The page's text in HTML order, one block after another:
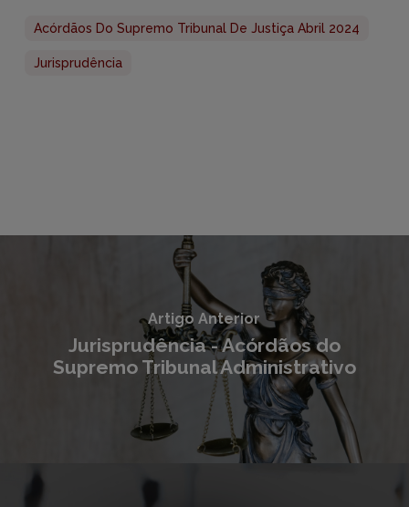
Acórdãos Do Supremo Tribunal De Justiça Abril 2024
Jurisprudência
Artigo Anterior
Jurisprudência - Acórdãos do
Supremo Tribunal Administrativo